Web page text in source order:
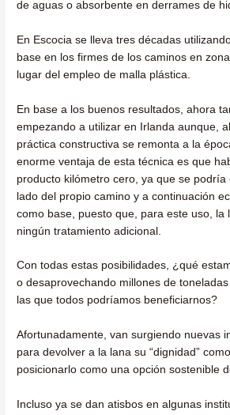
de aguas o absorbente en derrames de
En Escocia se lleva tres décadas
base en los firmes de los caminos en
lugar del empleo de malla plástica.
En base a los buenos resultados, ahora
empezando a utilizar en Irlanda aunque,
práctica constructiva se remonta a la
enorme ventaja de esta técnica es que
producto kilómetro cero, ya que se podría
lado del propio camino y a continuación
como base, puesto que, para este uso, la
ningún tratamiento adicional.
Con todas estas posibilidades, ¿qué
o desaprovechando millones de
las que todos podríamos beneficiarnos?
Afortunadamente, van surgiendo nuevas
para devolver a la lana su “dignidad”
posicionarlo como una opción sostenible
Incluso ya se dan atisbos en algunas